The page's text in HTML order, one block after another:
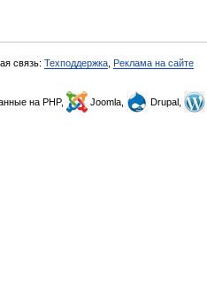
связь: Техподдержка Реклама на сайте
на PHP, Joomla, Drupal,